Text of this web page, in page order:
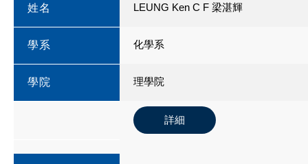
姓名 LEUNG Ken C F 梁湛輝
學系 化學系
學院 理學院
詳細